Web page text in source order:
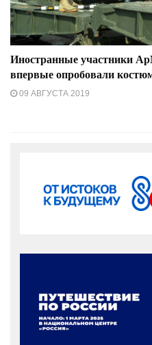
Иностранные участники
впервые опробовали
09 АВГУСТА 2019